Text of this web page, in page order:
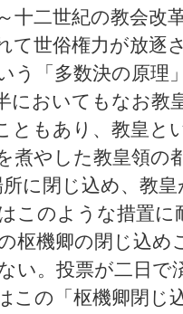
十二世紀の教会改
て世俗権力が放逐
う「多数決の原理
においてもなお教
ともあり、教皇と
煮やした教皇領の
に閉じ込め、教
このような措置に
枢機卿の閉じ込め
い。投票が二日で
この「枢機卿閉じ